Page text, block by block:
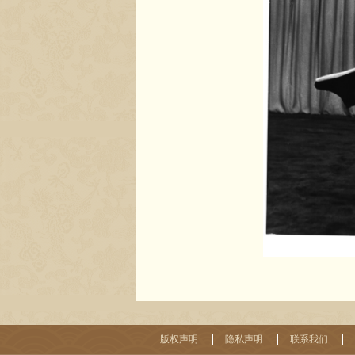
版权声明 隐私声明 联系我们